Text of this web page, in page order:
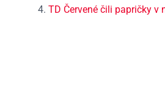
TD Červené čili papričky v